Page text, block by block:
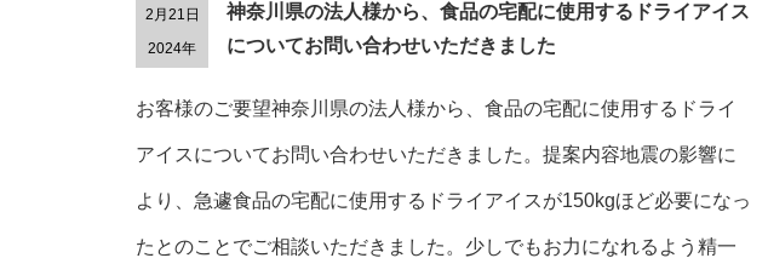
2月21日
2024年
神奈川県の法人様から、食品の宅配に使用するドライアイス
についてお問い合わせいただきました
お客様のご要望神奈川県の法人様から、食品の宅配に使用するドライ
アイスについてお問い合わせいただきました。提案内容地震の影響に
より、急遽食品の宅配に使用するドライアイスが150kgほど必要になっ
たとのことでご相談いただきました。少しでもお力になれるよう精一